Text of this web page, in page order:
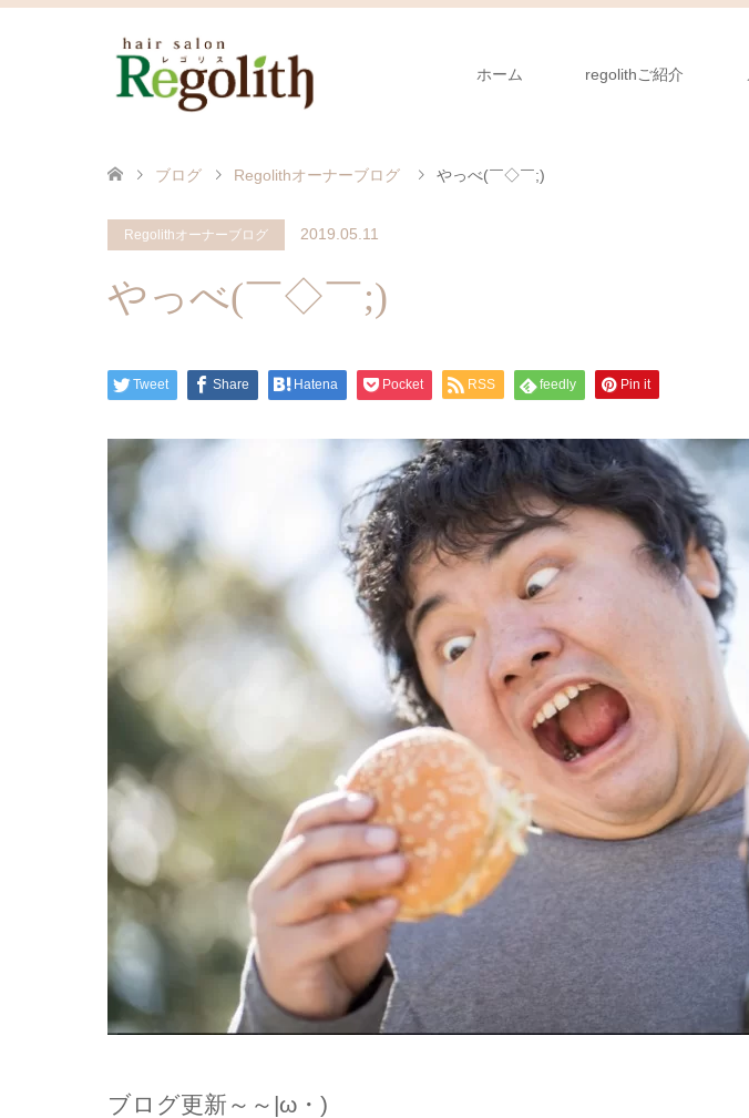
ホーム regolithご紹介
ブログ Regolithオーナーブログ やっべ(￣◇￣;)
Regolithオーナーブログ 2019.05.11
やっべ(￣◇￣;)
Tweet Share Hatena Pocket RSS feedly Pin it
ブログ更新～～|ω・)